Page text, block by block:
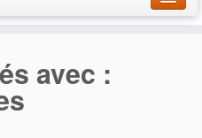
Qui sommes-nous ?
avec :